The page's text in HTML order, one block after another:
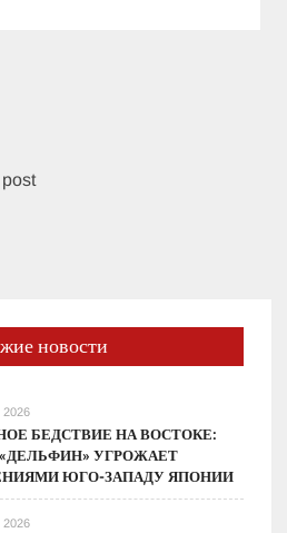
новости
БЕДСТВИЕ НА ВОСТОКЕ:
УГРОЖАЕТ
ЮГО-ЗАПАДУ ЯПОНИИ